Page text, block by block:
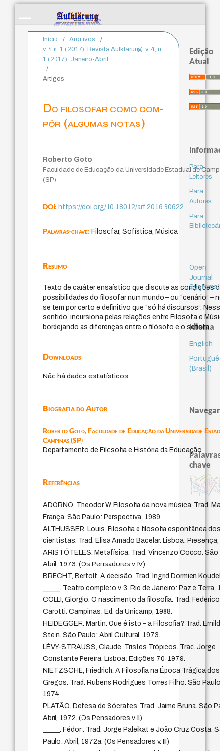
Início / Arquivos
/
v. 4 n. 1 (2017): Revista Aufklärung. v. 4, n.
1 (2017), Janeiro-Abril
/
Artigos
Do filosofar como com-
pôr (algumas notas)
Roberto Goto
Faculdade de Educação da Universidade Estadual de
(SP)
DOI:https://doi.org/10.18012/arf.2016.30622
Palavras-chave:Filosofar, Sofística, Música
Resumo
Texto de caráter ensaístico que discute as condições
possibilidades do filosofar num mundo – ou “cenário” –
se tem por certo e definitivo que “só há discursos”.
sentido, incursiona pelas relações entre Filosofia e
bordejando as diferenças entre o filósofo e o sofista.
Downloads
Não há dados estatísticos.
Biografia do Autor
Roberto Goto,Faculdade de Educação da Universidade
Campinas (SP)
Departamento de Filosofia e História da Educação
Referências
ADORNO, Theodor W. Filosofia da nova música. Trad.
França. São Paulo: Perspectiva, 1989.
ALTHUSSER, Louis. Filosofia e filosofia espontânea
cientistas. Trad. Elisa Amado Bacelar. Lisboa: Presença,
ARISTÓTELES. Metafísica. Trad. Vincenzo Cocco. São
Abril, 1973. (Os Pensadores v. IV)
BRECHT, Bertolt. A decisão. Trad. Ingrid Dormien
_____. Teatro completo v. 3. Rio de Janeiro: Paz e Terra,
COLLI, Giorgio. O nascimento da filosofia. Trad. Federico
Carotti. Campinas: Ed. da Unicamp, 1988.
HEIDEGGER, Martin. Que é isto – a Filosofia? Trad.
Stein. São Paulo: Abril Cultural, 1973.
LÉVY-STRAUSS, Claude. Tristes Trópicos. Trad. Jorge
Constante Pereira. Lisboa: Edições 70, 1979.
NIETZSCHE, Friedrich. A Filosofia na Época Trágica dos
Gregos. Trad. Rubens Rodrigues Torres Filho. São
1974.
PLATÃO. Defesa de Sócrates. Trad. Jaime Bruna. São
Abril, 1972. (Os Pensadores v. II)
_____. Fédon. Trad. Jorge Paleikat e João Cruz Costa.
Paulo: Abril, 1972a. (Os Pensadores v. III)
Edição
Atual
Para
Leitores
Para
Autores
Para
Open
Journal
Systems
Idioma
English
(Brasil)
Navegar
chave
fundamentalismo
jacobi
protágoras
experiência temporal
metafísica do tempo género
idade
intolerância
homem-medida
filosofias indígenas j.c.m. neto
palavra
perdón
violencia
guayaquil
logos
direito romano
pedagogia
lei
desejo
sacrifício não maleficência
bataille
mind
therapy
animais